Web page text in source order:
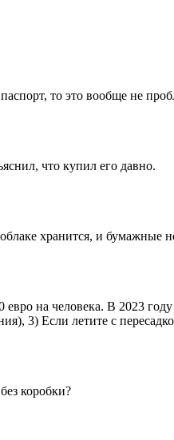
то это вообще не
что купил его давно.
хранится, и бумажные
на человека. В 2023
3) Если летите с
коробки?